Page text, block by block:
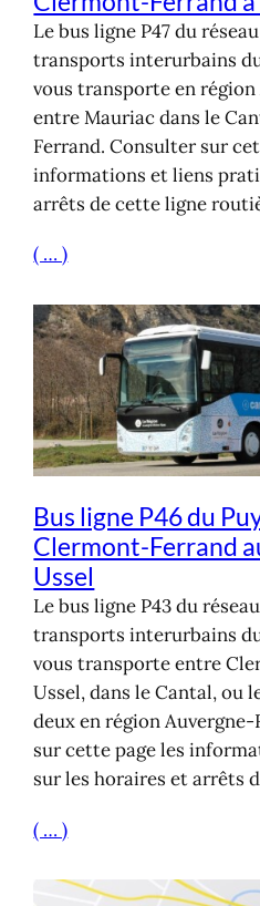
Le bus ligne P47 du
transports interurbains
vous transporte en
entre Mauriac dans le
Ferrand. Consulter sur
informations et liens
arrêts de cette ligne
( … )
Bus ligne P46 du
Clermont-Ferrand
Ussel
Le bus ligne P43 du
transports interurbains
vous transporte entre
Ussel, dans le Cantal, ou
deux en région
sur cette page les
sur les horaires et arrêts
( … )